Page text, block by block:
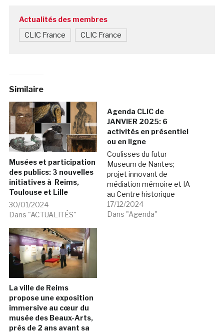
Actualités des membres
CLIC France CLIC France
Similaire
Musées et participation
des publics: 3 nouvelles
initiatives à Reims,
Toulouse et Lille
30/01/2024
Dans "ACTUALITÉS"
Agenda CLIC de
JANVIER 2025: 6
activités en présentiel
ou en ligne
Coulisses du futur
Museum de Nantes;
projet innovant de
médiation mémoire et IA
au Centre historique
minier de Lewarde; visite
démo du nouveau
17/12/2024
Dans "Agenda"
La ville de Reims
propose une exposition
immersive au cœur du
musée des Beaux-Arts,
près de 2 ans avant sa